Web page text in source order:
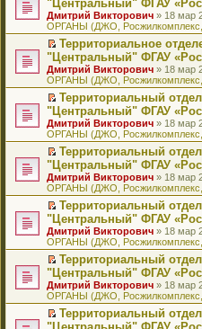
и
ю
о
б
щ
е
н
и
ю
о
м
у
с
о
о
б
щ
е
н
и
ю
и
т
а
н
н
о
м
у
с
о
о
б
щ
е
н
и
ю
е
п
р
о
ч
и
т
а
н
н
о
м
у
с
о
о
б
щ
е
н
и
ю
в
о
м
у
н
е
п
р
о
ч
и
т
а
н
н
о
м
у
с
о
о
б
щ
е
н
и
ю
и
к
п
е
р
в
о
м
у
н
е
п
р
о
ч
и
т
а
н
н
о
м
у
с
о
о
б
щ
е
н
е
р
е
й
т
и
к
п
е
р
в
о
м
у
н
е
п
р
о
ч
и
т
а
н
н
о
м
у
с
о
"Центральный" ФГАУ
Дмитрий Викторович » 18 мар
ОРГАНЫ (ДЖО,
П
е
р
е
й
т
и
к
п
е
р
в
о
м
у
н
е
п
р
о
ч
и
т
а
н
н
Территориальное
"Центральный" ФГАУ
Дмитрий Викторович » 18 мар
ОРГАНЫ (ДЖО,
П
е
р
е
й
т
и
к
п
е
р
в
о
м
у
н
е
п
р
о
ч
Территориальный
"Центральный" ФГАУ
Дмитрий Викторович » 18 мар
ОРГАНЫ (ДЖО,
П
е
р
е
й
т
и
к
п
е
р
в
о
м
у
н
Территориальный
"Центральный" ФГАУ
Дмитрий Викторович » 18 мар
ОРГАНЫ (ДЖО,
П
е
р
е
й
т
и
к
п
е
р
Территориальный
"Центральный" ФГАУ
Дмитрий Викторович » 18 мар
ОРГАНЫ (ДЖО,
П
е
р
е
й
т
Территориальный
"Центральный" ФГАУ
Дмитрий Викторович » 18 мар
ОРГАНЫ (ДЖО,
П
Территориальный
"Центральный" ФГАУ